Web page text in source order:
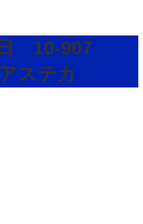
日 10-907
ステカ